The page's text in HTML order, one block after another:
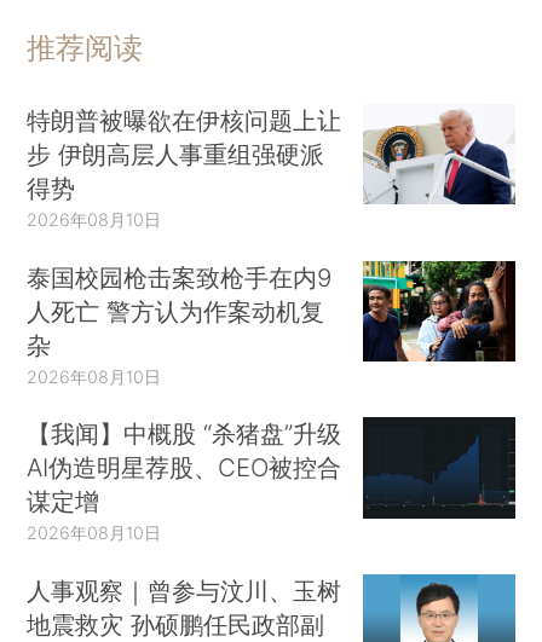
推荐阅读
特朗普被曝欲在伊核问题上让
步 伊朗高层人事重组强硬派
得势
2026年08月10日
泰国校园枪击案致枪手在内9
人死亡 警方认为作案动机复
杂
2026年08月10日
【我闻】中概股 “杀猪盘”升级
AI伪造明星荐股、CEO被控合
谋定增
2026年08月10日
人事观察｜曾参与汶川、玉树
地震救灾 孙硕鹏任民政部副